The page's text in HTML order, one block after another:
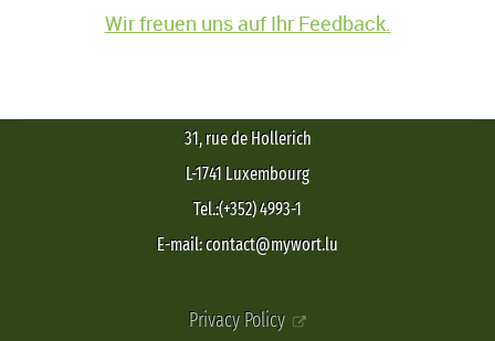
Wir freuen uns auf Ihr Feedback.
31, rue de Hollerich
L-1741 Luxembourg
Tel.:(+352) 4993-1
E-mail: contact@mywort.lu
Privacy Policy